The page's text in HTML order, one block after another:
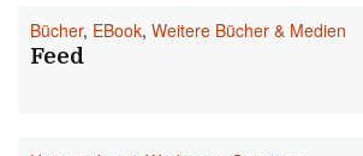
Bücher, EBook, Weitere Bücher & Medien
Feed